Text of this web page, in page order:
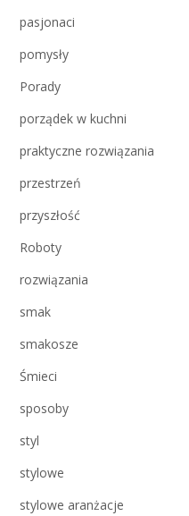
pasjonaci
pomysły
Porady
porządek w kuchni
praktyczne rozwiązania
przestrzeń
przyszłość
Roboty
rozwiązania
smak
smakosze
Śmieci
sposoby
styl
stylowe
stylowe aranżacje